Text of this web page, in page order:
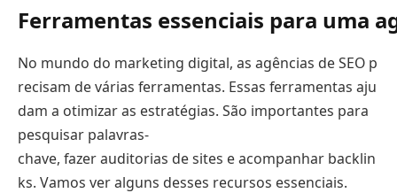
Ferramentas essenciais para uma
No mundo do marketing digital, as agências de SEO p
recisam de várias ferramentas. Essas ferramentas aju
dam a otimizar as estratégias. São importantes para
pesquisar palavras-
chave, fazer auditorias de sites e acompanhar backlin
ks. Vamos ver alguns desses recursos essenciais.